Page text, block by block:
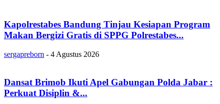
Kapolrestabes Bandung Tinjau Kesiapan Program
Makan Bergizi Gratis di SPPG Polrestabes...
sergapreborn - 4 Agustus 2026
Dansat Brimob Ikuti Apel Gabungan Polda Jabar :
Perkuat Disiplin &...